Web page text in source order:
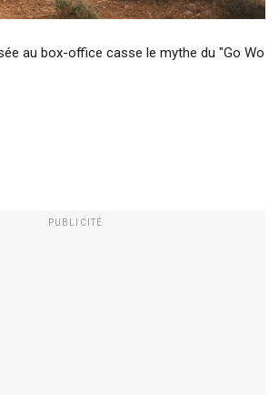
au box-office casse le mythe du "Go Wo
PUBLICITÉ